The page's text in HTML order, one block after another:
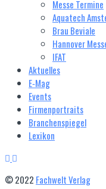
Messe Termine
Aquatech
Brau Beviale
Hannover
IFAT
Aktuelles
E‑Mag
Events
Firmenportraits
Branchenspiegel
Lexikon
© 2022 Fachwelt Verlag